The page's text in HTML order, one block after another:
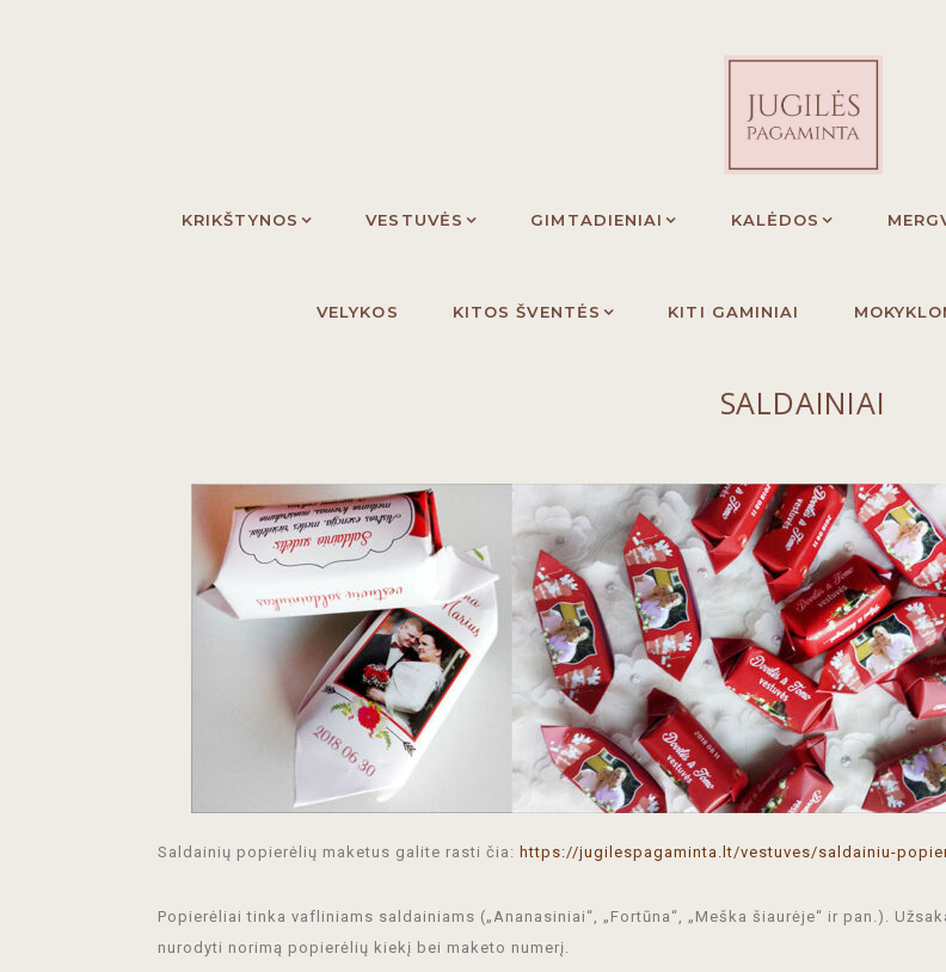
KRIKŠTYNOS VESTUVĖS GIMTADIENIAI KALĖDOS
VELYKOS KITOS ŠVENTĖS KITI GAMINIAI
SALDAINIAI
Saldainių popierėlių maketus galite rasti čia: https://jugilespagaminta.lt/vestuves/saldainiu-
Popierėliai tinka vafliniams saldainiams („Ananasiniai“, „Fortūna“, „Meška šiaurėje“ ir pan.).
nurodyti norimą popierėlių kiekį bei maketo numerį.